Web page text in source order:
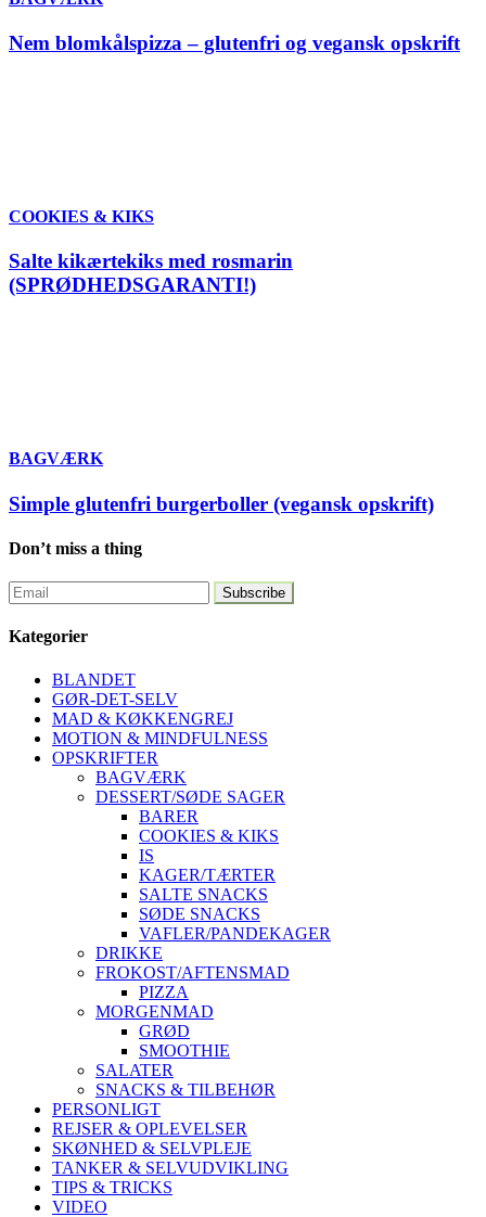
Nem blomkålspizza – glutenfri og vegansk opskrift
COOKIES & KIKS
Salte kikærtekiks med rosmarin
(SPRØDHEDSGARANTI!)
BAGVÆRK
Simple glutenfri burgerboller (vegansk opskrift)
Don’t miss a thing
Kategorier
BLANDET
GØR-DET-SELV
MAD & KØKKENGREJ
MOTION & MINDFULNESS
OPSKRIFTER
BAGVÆRK
DESSERT/SØDE SAGER
BARER
COOKIES & KIKS
IS
KAGER/TÆRTER
SALTE SNACKS
SØDE SNACKS
VAFLER/PANDEKAGER
DRIKKE
FROKOST/AFTENSMAD
PIZZA
MORGENMAD
GRØD
SMOOTHIE
SALATER
SNACKS & TILBEHØR
PERSONLIGT
REJSER & OPLEVELSER
SKØNHED & SELVPLEJE
TANKER & SELVUDVIKLING
TIPS & TRICKS
VIDEO